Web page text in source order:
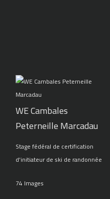
WE Cambales
Peterneille Marcadau
Stage fédéral de certification
d'initiateur de ski de randonnée
74 Images